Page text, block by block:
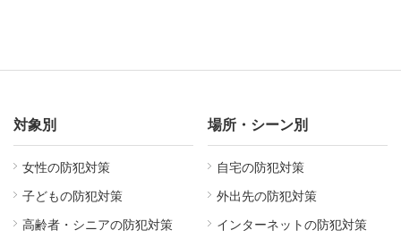
対象別
女性の防犯対策
子どもの防犯対策
高齢者・シニアの防犯対策
場所・シーン別
自宅の防犯対策
外出先の防犯対策
インターネットの防犯対策